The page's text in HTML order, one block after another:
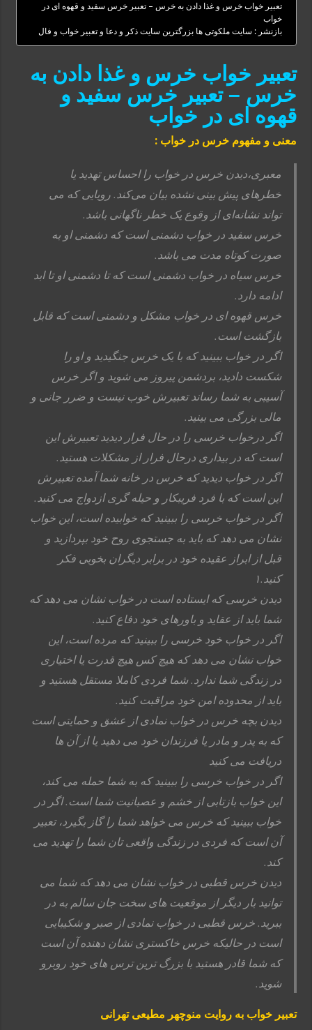
تعبیر خواب خرس و غذا دادن به خرس – تعبیر خرس سفید و قهوه ای در
خواب
بازنشر : سایت ملکوتی ها بزرگترین سایت ذکر و دعا و تعبیر خواب و فال
تعبیر خواب خرس و غذا دادن به
خرس – تعبیر خرس سفید و
قهوه ای در خواب
معنی و مفهوم خرس در خواب :
معبری،دیدن خرس در خواب را احساس تهدید یا
خطرهای پیش بینی نشده بیان می‌کند. رویایی که می
تواند نشانه‌ای از وقوع یک خطر ناگهانی باشد.
خرس سفید در خواب دشمنی است که دشمنی او به
صورت کوتاه مدت می باشد.
خرس سیاه در خواب دشمنی است که تا دشمنی او تا ابد
ادامه دارد.
خرس قهوه ای در خواب مشکل و دشمنی است که قابل
بازگشت است.
اگر در خواب ببینید که با یک خرس جنگیدید و او را
شکست دادید، بردشمن پیروز می شوید و اگر خرس
آسیبی به شما رساند تعبیرش خوب نیست و ضرر جانی و
مالی بزرگی می بینید.
اگر درخواب خرسی را در حال فرار دیدید تعبیرش این
است که در بیداری درحال فرار از مشکلات هستید.
اگر در خواب دیدید که خرس در خانه شما آمده تعبیرش
این است که با فرد فریبکار و حیله گری ازدواج می کنید.
اگر در خواب خرسی را ببینید که خوابیده است، این خواب
نشان می دهد که باید به جستجوی روح خود بپردازید و
قبل از ابراز عقیده خود در برابر دیگران بخوبی فکر
کنید.۱
دیدن خرسی که ایستاده است در خواب نشان می دهد که
شما باید از عقاید و باورهای خود دفاع کنید.
اگر در خواب خود خرسی را ببینید که مرده است، این
خواب نشان می دهد که هیچ کس هیچ قدرت یا اختیاری
در زندگی شما ندارد. شما فردی کاملا مستقل هستید و
باید از محدوده امن خود مراقبت کنید.
دیدن بچه خرس در خواب نمادی از عشق و حمایتی است
که به پدر و مادر یا فرزندان خود می دهید یا از آن ها
دریافت می کنید
اگر در خواب خرسی را ببینید که به شما حمله می کند،
این خواب بازتابی از خشم و عصبانیت شما است. اگر در
خواب ببینید که خرس می خواهد شما را گاز بگیرد، تعبیر
آن است که فردی در زندگی واقعی تان شما را تهدید می
کند.
دیدن خرس قطبی در خواب نشان می دهد که شما می
توانید بار دیگر از موقعیت های سخت جان سالم به در
ببرید. خرس قطبی در خواب نمادی از صبر و شکیبایی
است در حالیکه خرس خاکستری نشان دهنده آن است
که شما قادر هستید با بزرگ ترین ترس های خود روبرو
شوید.
تعبیر خواب به روایت منوچهر مطیعی تهرانی